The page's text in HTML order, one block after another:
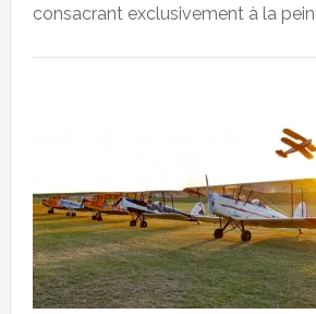
consacrant exclusivement à la